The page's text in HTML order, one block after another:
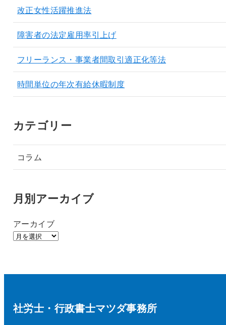
改正女性活躍推進法
障害者の法定雇用率引上げ
フリーランス・事業者間取引適正化等法
時間単位の年次有給休暇制度
カテゴリー
コラム
月別アーカイブ
アーカイブ
社労士・行政書士マツダ事務所